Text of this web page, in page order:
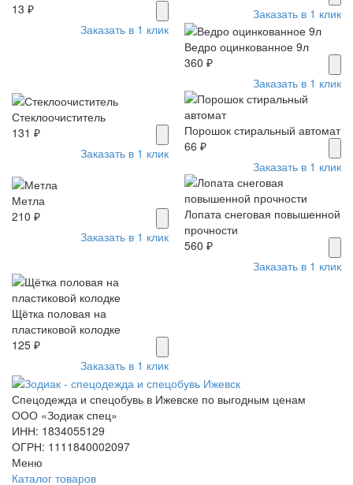
13 ₽
Заказать в 1 клик
Заказать в 1 клик
Ведро оцинкованное 9л
360 ₽
Заказать в 1 клик
Стеклоочиститель
131 ₽
Заказать в 1 клик
Порошок стиральный автомат
66 ₽
Заказать в 1 клик
Метла
210 ₽
Заказать в 1 клик
Лопата снеговая повышенной
прочности
560 ₽
Заказать в 1 клик
Щётка половая на
пластиковой колодке
125 ₽
Заказать в 1 клик
Спецодежда и спецобувь в Ижевске по выгодным ценам
ООО «Зодиак спец»
ИНН: 1834055129
ОГРН: 1111840002097
Меню
Каталог товаров